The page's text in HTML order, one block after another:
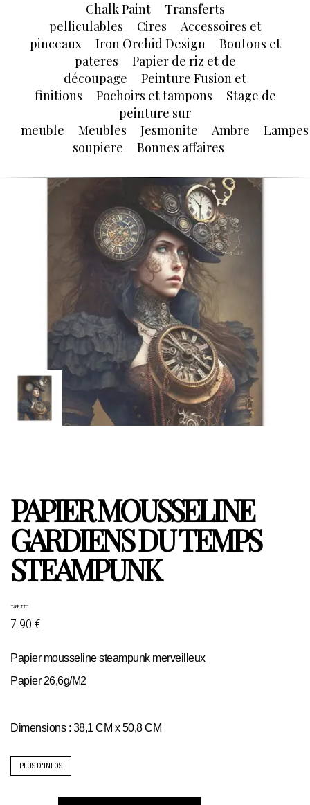
Chalk Paint
Transferts
pelliculables
Cires
Accessoires et
pinceaux
Iron Orchid Design
Boutons et
pateres
Papier de riz et de
découpage
Peinture Fusion et
finitions
Pochoirs et tampons
Stage de
peinture sur
meuble
Meubles Jesmonite Ambre
Lampes
soupiere
Bonnes affaires
PAPIER MOUSSELINE
GARDIENS DU TEMPS
STEAMPUNK
TARIF TTC
7.90 €
Papier mousseline steampunk merveilleux
Papier 26,6g/M2
Dimensions : 38,1 CM x 50,8 CM
PLUS D'INFOS